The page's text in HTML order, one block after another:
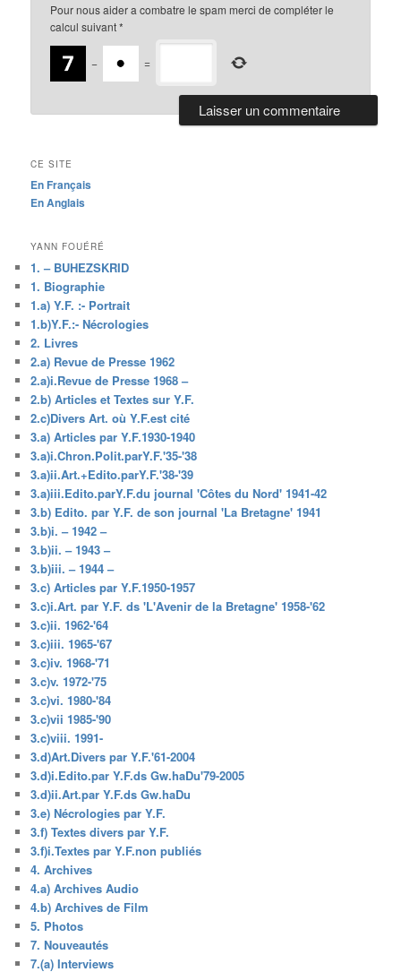
Pour nous aider a combatre le spam merci de compléter le
calcul suivant*
− =
CE SITE
En Français
En Anglais
YANN FOUÉRÉ
1. – BUHEZSKRID
1. Biographie
1.a) Y.F. :- Portrait
1.b)Y.F.:- Nécrologies
2. Livres
2.a) Revue de Presse 1962
2.a)i.Revue de Presse 1968 –
2.b) Articles et Textes sur Y.F.
2.c)Divers Art. où Y.F.est cité
3.a) Articles par Y.F.1930-1940
3.a)i.Chron.Polit.parY.F.'35-'38
3.a)ii.Art.+Edito.parY.F.'38-'39
3.a)iii.Edito.parY.F.du journal 'Côtes du Nord' 1941-42
3.b) Edito. par Y.F. de son journal 'La Bretagne' 1941
3.b)i. – 1942 –
3.b)ii. – 1943 –
3.b)iii. – 1944 –
3.c) Articles par Y.F.1950-1957
3.c)i.Art. par Y.F. ds 'L'Avenir de la Bretagne' 1958-'62
3.c)ii. 1962-'64
3.c)iii. 1965-'67
3.c)iv. 1968-'71
3.c)v. 1972-'75
3.c)vi. 1980-'84
3.c)vii 1985-'90
3.c)viii. 1991-
3.d)Art.Divers par Y.F.'61-2004
3.d)i.Edito.par Y.F.ds Gw.haDu'79-2005
3.d)ii.Art.par Y.F.ds Gw.haDu
3.e) Nécrologies par Y.F.
3.f) Textes divers par Y.F.
3.f)i.Textes par Y.F.non publiés
4. Archives
4.a) Archives Audio
4.b) Archives de Film
5. Photos
7. Nouveautés
7.(a) Interviews